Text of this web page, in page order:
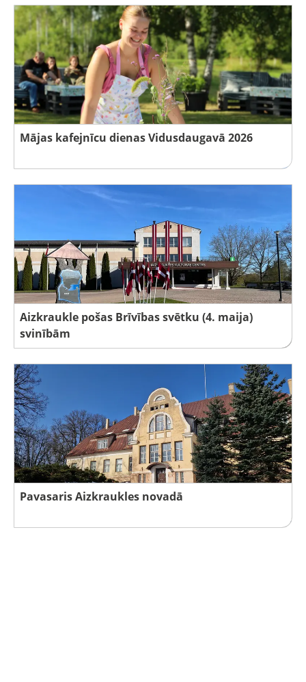
Mājas kafejnīcu dienas Vidusdaugavā 2026
Aizkraukle pošas Brīvības svētku (4. maija)
svinībām
Pavasaris Aizkraukles novadā